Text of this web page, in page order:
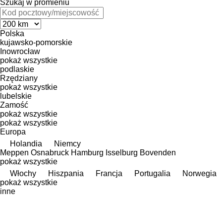
Szukaj w promieniu
Polska
kujawsko-pomorskie
Inowrocław
pokaż wszystkie
podlaskie
Rzędziany
pokaż wszystkie
lubelskie
Zamość
pokaż wszystkie
pokaż wszystkie
Europa
Holandia
Niemcy
Meppen Osnabruck Hamburg Isselburg Bovenden
pokaż wszystkie
Włochy
Hiszpania Francja Portugalia
Norwegia
pokaż wszystkie
inne